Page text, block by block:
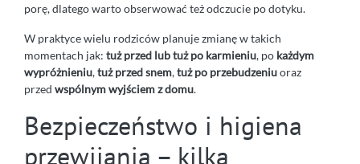
porę, dlatego warto obserwować też odczucie po dotyku.
W praktyce wielu rodziców planuje zmianę w takich
momentach jak: tuż przed lub tuż po karmieniu, po każdym
wypróżnieniu,tuż przed snem,tuż po przebudzeniuoraz
przed wspólnym wyjściem z domu.
Bezpieczeństwo i higiena
przewijania – kilka